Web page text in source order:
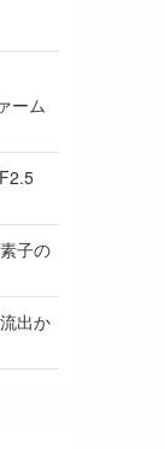
ーム
子の
出か